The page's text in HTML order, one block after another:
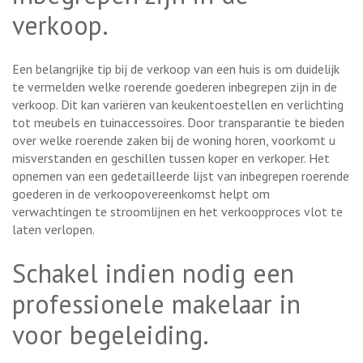
verkoop.
Een belangrijke tip bij de verkoop van een huis is om duidelijk
te vermelden welke roerende goederen inbegrepen zijn in de
verkoop. Dit kan variëren van keukentoestellen en verlichting
tot meubels en tuinaccessoires. Door transparantie te bieden
over welke roerende zaken bij de woning horen, voorkomt u
misverstanden en geschillen tussen koper en verkoper. Het
opnemen van een gedetailleerde lijst van inbegrepen roerende
goederen in de verkoopovereenkomst helpt om
verwachtingen te stroomlijnen en het verkoopproces vlot te
laten verlopen.
Schakel indien nodig een
professionele makelaar in
voor begeleiding.